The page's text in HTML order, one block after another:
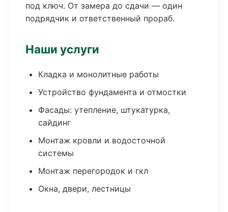
под ключ. От замера до сдачи — один
подрядчик и ответственный прораб.
Наши услуги
Кладка и монолитные работы
Устройство фундамента и отмостки
Фасады: утепление, штукатурка,
сайдинг
Монтаж кровли и водосточной
системы
Монтаж перегородок и гкл
Окна, двери, лестницы